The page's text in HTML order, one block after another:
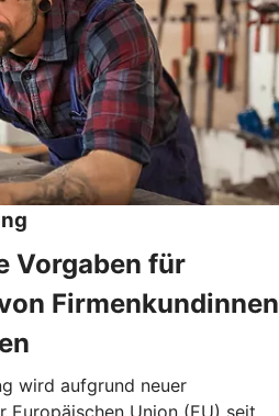
Vorgaben für
Firmenkundinnen
wird aufgrund neuer
Europäischen Union (EU) seit